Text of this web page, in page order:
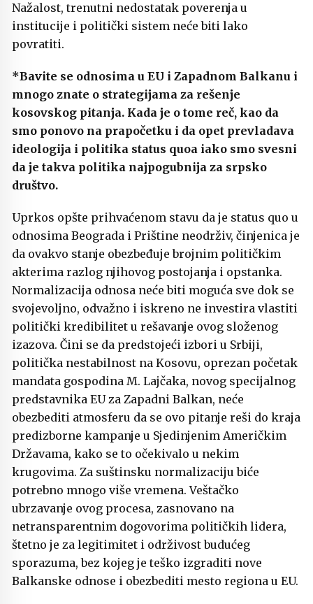
Nažalost, trenutni nedostatak poverenja u
institucije i politički sistem neće biti lako
povratiti.
*Bavite se odnosima u EU i Zapadnom Balkanu i
mnogo znate o strategijama za rešenje
kosovskog pitanja. Kada je o tome reč, kao da
smo ponovo na prapočetku i da opet prevladava
ideologija i politika status quoa iako smo svesni
da je takva politika najpogubnija za srpsko
društvo.
Uprkos opšte prihvaćenom stavu da je status quo u
odnosima Beograda i Prištine neodrživ, činjenica je
da ovakvo stanje obezbeđuje brojnim političkim
akterima razlog njihovog postojanja i opstanka.
Normalizacija odnosa neće biti moguća sve dok se
svojevoljno, odvažno i iskreno ne investira vlastiti
politički kredibilitet u rešavanje ovog složenog
izazova. Čini se da predstojeći izbori u Srbiji,
politička nestabilnost na Kosovu, oprezan početak
mandata gospodina M. Lajčaka, novog specijalnog
predstavnika EU za Zapadni Balkan, neće
obezbediti atmosferu da se ovo pitanje reši do kraja
predizborne kampanje u Sjedinjenim Američkim
Državama, kako se to očekivalo u nekim
krugovima. Za suštinsku normalizaciju biće
potrebno mnogo više vremena. Veštačko
ubrzavanje ovog procesa, zasnovano na
netransparentnim dogovorima političkih lidera,
štetno je za legitimitet i održivost budućeg
sporazuma, bez kojeg je teško izgraditi nove
Balkanske odnose i obezbediti mesto regiona u EU.